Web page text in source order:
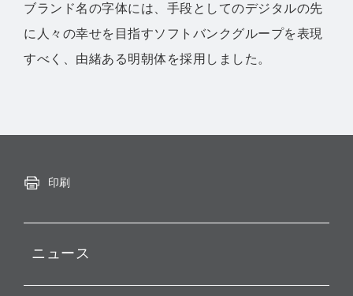
ブランド名の字体には、手段としてのデジタルの先
に人々の幸せを目指すソフトバンクグループを表現
すべく、由緒ある明朝体を採用しました。
印刷
ニュース